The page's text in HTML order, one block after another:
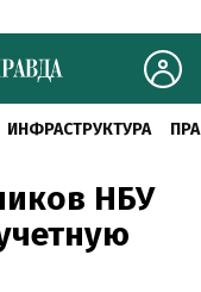
ИНФРАСТРУКТУРА
НБУ